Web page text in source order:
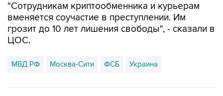
"Сотрудникам криптообменника и курьерам
вменяется соучастие в преступлении. Им
грозит до 10 лет лишения свободы", - сказали в
ЦОС.
МВД РФ Москва-Сити ФСБ Украина